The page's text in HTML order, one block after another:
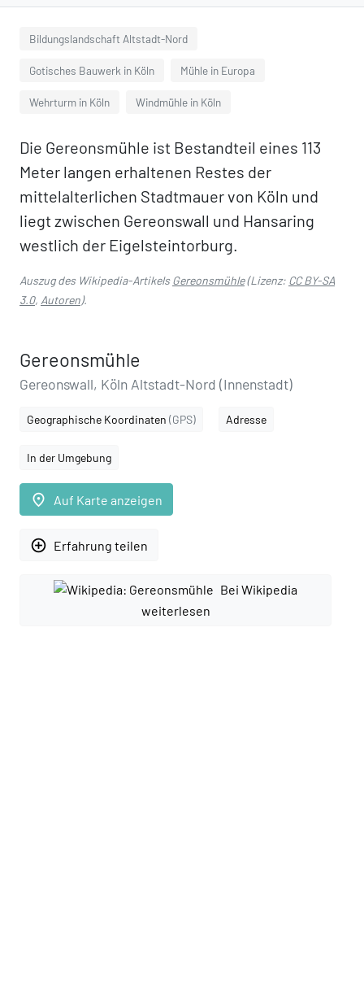
Bildungslandschaft Altstadt-Nord
Gotisches Bauwerk in Köln Mühle in Europa
Wehrturm in Köln Windmühle in Köln
Die Gereonsmühle ist Bestandteil eines 113
Meter langen erhaltenen Restes der
mittelalterlichen Stadtmauer von Köln und
liegt zwischen Gereonswall und Hansaring
westlich der Eigelsteintorburg.
Auszug des Wikipedia-ArtikelsGereonsmühle(Lizenz: CC BY-SA
3.0, Autoren).
Gereonsmühle
Gereonswall, Köln Altstadt-Nord (Innenstadt)
Geographische Koordinaten (GPS) Adresse
In der Umgebung
place Auf Karte anzeigen
add_circle_outline Erfahrung teilen
Bei Wikipedia
weiterlesen